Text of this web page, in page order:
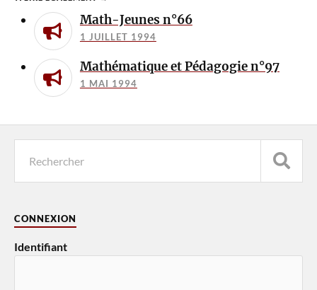
Math-Jeunes n°66
1 JUILLET 1994
Mathématique et Pédagogie n°97
1 MAI 1994
CONNEXION
Identifiant